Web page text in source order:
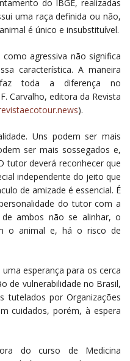
do IBGE, realizadas
uma raça definida ou não,
é único e insubstituível.
agressiva não significa
característica. A maneira
toda a diferença no
Carvalho, editora da Revista
).
Uns podem ser mais
ser mais sossegados e,
tutor deverá reconhecer que
independente do jeito que
de amizade é essencial. É
do tutor com a
ambos não se alinhar, o
o animal e, há o risco de
esperança para os cerca
de vulnerabilidade no Brasil,
tutelados por Organizações
cuidados, porém, à espera
do curso de Medicina